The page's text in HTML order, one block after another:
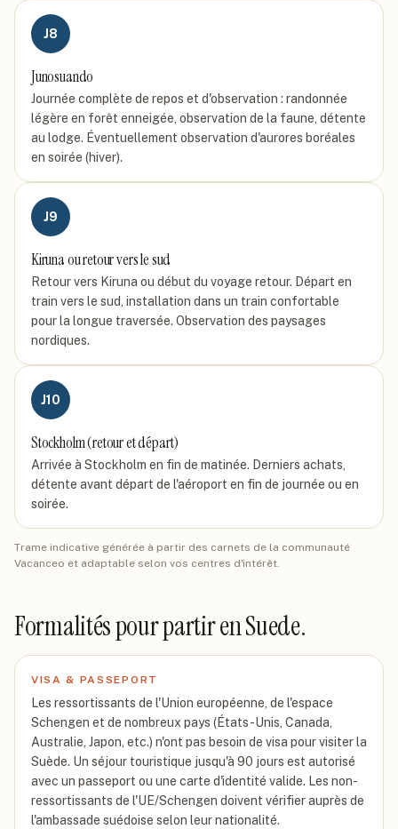
J8
Junosuando
Journée complète de repos et d'observation : randonnée
légère en forêt enneigée, observation de la faune, détente
au lodge. Éventuellement observation d'aurores boréales
en soirée (hiver).
J9
Kiruna ou retour vers le sud
Retour vers Kiruna ou début du voyage retour. Départ en
train vers le sud, installation dans un train confortable
pour la longue traversée. Observation des paysages
nordiques.
J10
Stockholm (retour et départ)
Arrivée à Stockholm en fin de matinée. Derniers achats,
détente avant départ de l'aéroport en fin de journée ou en
soirée.
Trame indicative générée à partir des carnets de la communauté
Vacanceo et adaptable selon vos centres d'intérêt.
Formalités pour partiren Suede.
VISA & PASSEPORT
Les ressortissants de l'Union européenne, de l'espace
Schengen et de nombreux pays (États-Unis, Canada,
Australie, Japon, etc.) n'ont pas besoin de visa pour visiter la
Suède. Un séjour touristique jusqu'à 90 jours est autorisé
avec un passeport ou une carte d'identité valide. Les non-
ressortissants de l'UE/Schengen doivent vérifier auprès de
l'ambassade suédoise selon leur nationalité.